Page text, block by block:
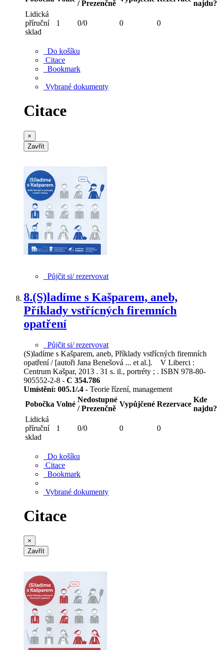
/ Prezenčně
najdu?
Lidická
příruční
sklad
1 0/0 0 0
Do košíku
Citace
Bookmark
Vybrané dokumenty
Citace
×
Zavřít
Půjčit si/ rezervovat
8.(S)ladíme s Kašparem, aneb,
Příklady vstřícných firemních
opatření
Půjčit si/ rezervovat
(S)ladíme s Kašparem, aneb, Příklady vstřícných firemních
opatření / [autoři Jana Benešová ... et al.]. V Liberci :
Centrum Kašpar, 2013 . 31 s. il., portréty ; . ISBN 978-80-
905552-2-8 - C 354.786
Umístění: 005.1/.4 - Teorie řízení, management
Pobočka Volné
Nedostupné
/ Prezenčně
Vypůjčené Rezervace
Kde
najdu?
Lidická
příruční
sklad
1 0/0 0 0
Do košíku
Citace
Bookmark
Vybrané dokumenty
Citace
×
Zavřít